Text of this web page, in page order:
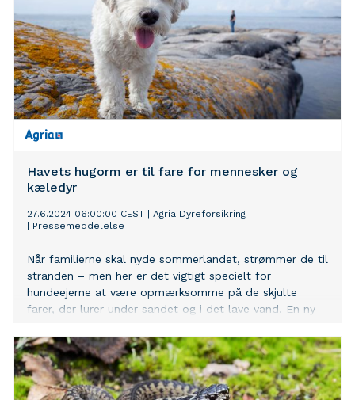
Havets hugorm er til fare for mennesker og
kæledyr
27.6.2024 06:00:00 CEST
Agria Dyreforsikring
Pressemeddelelse
Når familierne skal nyde sommerlandet, strømmer de til
stranden – men her er det vigtigt specielt for
hundeejerne at være opmærksomme på de skjulte
farer, der lurer under sandet og i det lave vand. En ny
betydelig skade på både mennesker og kæledyr, og ses
lige nu i et langt større antal end tidligere. Se her
hvordan du bedst kan tage dine forholdsregler og lær,
hvordan du skal reagere i tilfælde af, at din hund